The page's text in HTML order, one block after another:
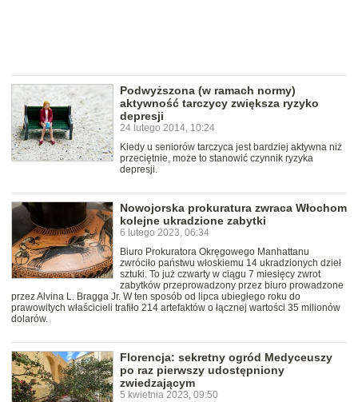
Podwyższona (w ramach normy)
aktywność tarczycy zwiększa ryzyko
depresji
24 lutego 2014, 10:24
Kiedy u seniorów tarczyca jest bardziej aktywna niż
przeciętnie, może to stanowić czynnik ryzyka
depresji.
Nowojorska prokuratura zwraca Włochom
kolejne ukradzione zabytki
6 lutego 2023, 06:34
Biuro Prokuratora Okręgowego Manhattanu
zwróciło państwu włoskiemu 14 ukradzionych dzieł
sztuki. To już czwarty w ciągu 7 miesięcy zwrot
zabytków przeprowadzony przez biuro prowadzone
przez Alvina L. Bragga Jr. W ten sposób od lipca ubiegłego roku do
prawowitych właścicieli trafiło 214 artefaktów o łącznej wartości 35 milionów
dolarów.
Florencja: sekretny ogród Medyceuszy
po raz pierwszy udostępniony
zwiedzającym
5 kwietnia 2023, 09:50